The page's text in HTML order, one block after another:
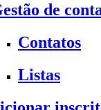
de
Contatos
Listas